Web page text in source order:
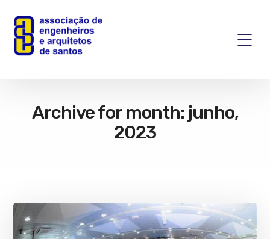
Archive for month: junho,
2023